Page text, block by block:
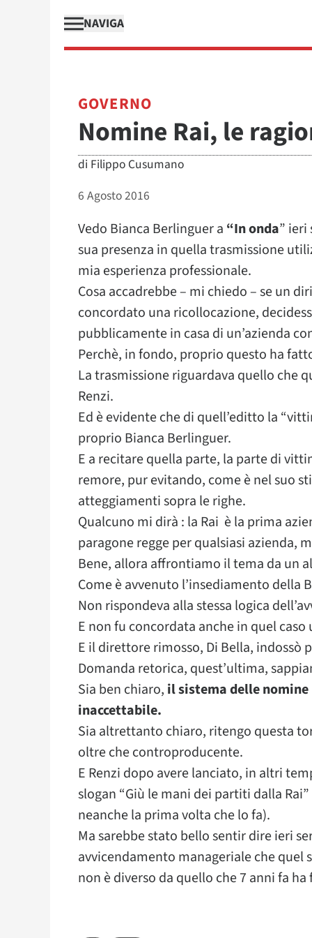
NAVIGA
GOVERNO
Nomine Rai, le
di Filippo Cusumano
6 Agosto 2016
Vedo Bianca Berlinguer a “In onda” ieri
sua presenza in quella trasmissione
mia esperienza professionale.
Cosa accadrebbe – mi chiedo – se un
concordato una ricollocazione,
pubblicamente in casa di un’azienda
Perchè, in fondo, proprio questo ha
La trasmissione riguardava quello che
Renzi.
Ed è evidente che di quell’editto la
proprio Bianca Berlinguer.
E a recitare quella parte, la parte di
remore, pur evitando, come è nel suo
atteggiamenti sopra le righe.
Qualcuno mi dirà : la Rai è la prima
paragone regge per qualsiasi azienda,
Bene, allora affrontiamo il tema da un
Come è avvenuto l’insediamento della
Non rispondeva alla stessa logica
E non fu concordata anche in quel
E il direttore rimosso, Di Bella,
Domanda retorica, quest’ultima,
Sia ben chiaro, il sistema delle
inaccettabile.
Sia altrettanto chiaro, ritengo questa
oltre che controproducente.
E Renzi dopo avere lanciato, in altri
slogan “Giù le mani dei partiti dalla
neanche la prima volta che lo fa).
Ma sarebbe stato bello sentir dire ieri
avvicendamento manageriale che
non è diverso da quello che 7 anni fa